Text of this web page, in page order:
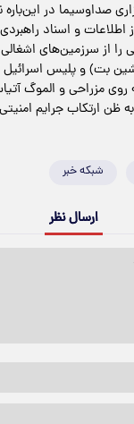
صداوسیما در
اطلاعات و اسناد
را از سرزمین‌های
ارتکاب جرایم امنیتی
شبکه خبر
ارسال نظر